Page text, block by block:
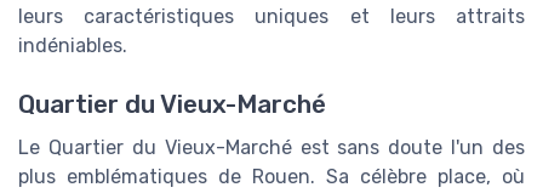
leurs caractéristiques uniques et leurs attraits
indéniables.
Quartier du Vieux-Marché
Le Quartier du Vieux-Marché est sans doute l'un des
plus emblématiques de Rouen. Sa célèbre place, où